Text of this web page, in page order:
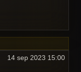
14 sep 2023 15:00